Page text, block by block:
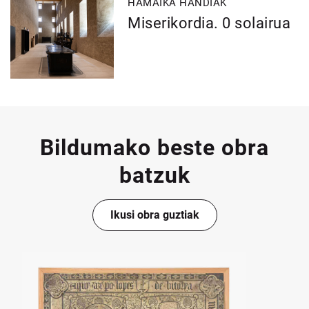
Miserikordia. 0 solairua
Bildumako beste obra
batzuk
Ikusi obra guztiak